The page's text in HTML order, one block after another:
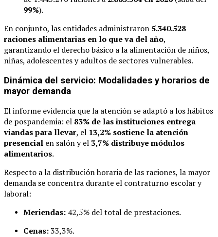
99%).
En conjunto, las entidades administraron 5.340.528
raciones alimentarias en lo que va del año,
garantizando el derecho básico a la alimentación de niños,
niñas, adolescentes y adultos de sectores vulnerables.
Dinámica del servicio: Modalidades y horarios de
mayor demanda
El informe evidencia que la atención se adaptó a los hábitos
de pospandemia: el 83% de las instituciones entrega
viandas para llevar, el 13,2% sostiene la atención
presencial en salón y el 3,7% distribuye módulos
alimentarios.
Respecto a la distribución horaria de las raciones, la mayor
demanda se concentra durante el contraturno escolar y
laboral:
Meriendas: 42,5% del total de prestaciones.
Cenas:33,3%.